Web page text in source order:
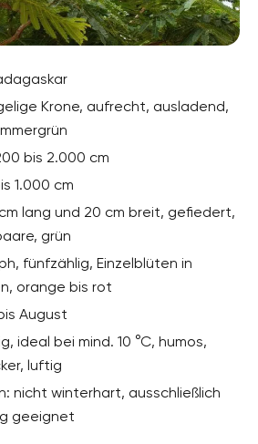
Krone, aufrecht, ausladend,
bis 2.000 cm
1.000 cm
lang und 20 cm breit, gefiedert,
grün
fünfzählig, Einzelblüten in
orange bis rot
August
ideal bei mind. 10 °C, humos,
luftig
nicht winterhart, ausschließlich
geeignet